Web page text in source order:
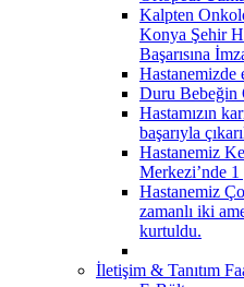
Kalpten
Konya Şehir
Başarısına
Hastanemizde
Duru Bebeğin
Hastamızın
başarıyla
Hastanemiz
Merkezi’nde
Hastanemiz
zamanlı iki
kurtuldu.
İletişim & Tanıtım